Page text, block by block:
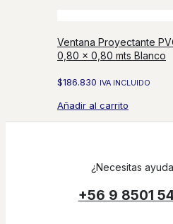
Ventana Proyectante
0,80 x 0,80 mts Blanco
$186.830 IVA INCLUIDO
Añadir al carrito
¿Necesitas
+56 9 8501